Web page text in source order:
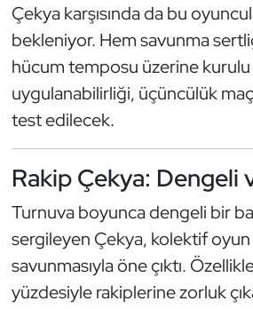
Çekya karşısında da bu
bekleniyor. Hem savunma
hücum temposu üzerine
uygulanabilirliği, üçüncülük
test edilecek.
Rakip Çekya: Dengeli
Turnuva boyunca dengeli bir
sergileyen Çekya, kolektif oyun
savunmasıyla öne çıktı.
yüzdesiyle rakiplerine zorluk
Kürek
Masa Tenisi
Modern Pentatlon
Muay Thai
Okçuluk
Optimist